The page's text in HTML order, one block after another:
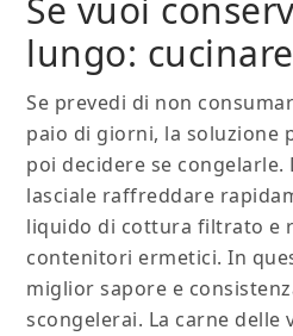
Se vuoi
lungo:
Se prevedi di non
paio di giorni, la soluzione
poi decidere se
lasciale raffreddare
liquido di cottura filtrato e
contenitori ermetici. In
miglior sapore e
scongelerai. La carne delle